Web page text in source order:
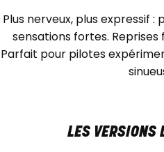
Plus nerveux, plus expressif
sensations fortes.
Parfait pour pilotes
LES VERSIONS